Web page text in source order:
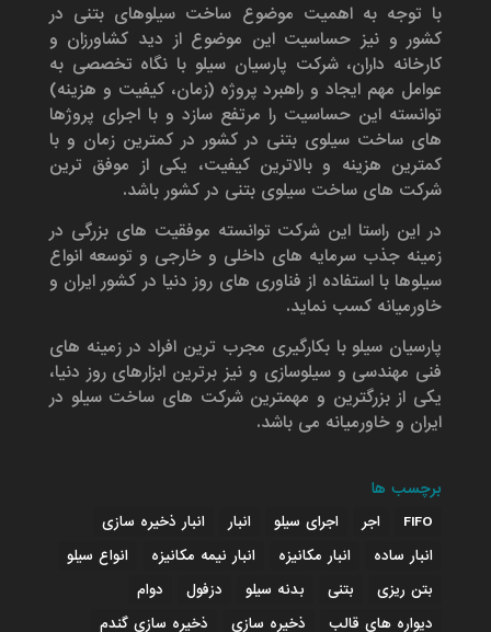
با توجه به اهمیت موضوع ساخت سیلوهای بتنی در
کشور و نیز حساسیت این موضوع از دید کشاورزان و
کارخانه داران، شرکت پارسیان سیلو با نگاه تخصصی به
عوامل مهم ایجاد و راهبرد پروژه (زمان، کیفیت و هزینه)
توانسته این حساسیت را مرتفع سازد و با اجرای پروژها
های ساخت سیلوی بتنی در کشور در کمترین زمان و با
کمترین هزینه و بالاترین کیفیت، یکی از موفق ترین
شرکت های ساخت سیلوی بتنی در کشور باشد.
در این راستا این شرکت توانسته موفقیت های بزرگی در
زمینه جذب سرمایه های داخلی و خارجی و توسعه انواع
سیلوها با استفاده از فناوری های روز دنیا در کشور ایران و
خاورمیانه کسب نماید.
پارسیان سیلو با بکارگیری مجرب ترین افراد در زمینه های
فنی مهندسی و سیلوسازی و نیز برترین ابزارهای روز دنیا،
یکی از بزرگترین و مهمترین شرکت های ساخت سیلو در
ایران و خاورمیانه می باشد.
برچسب ها
FIFO اجر اجرای سیلو انبار
انبار ذخیره سازی
انبار ساده
انبار مکانیزه انبار نیمه مکانیزه
انواع سیلو
بتن ریزی
بتنی بدنه سیلو دزفول
دوام
دیواره های قالب
ذخیره سازی
ذخیره سازی گندم